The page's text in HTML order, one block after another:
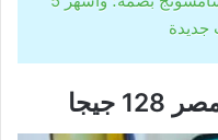
جديدة